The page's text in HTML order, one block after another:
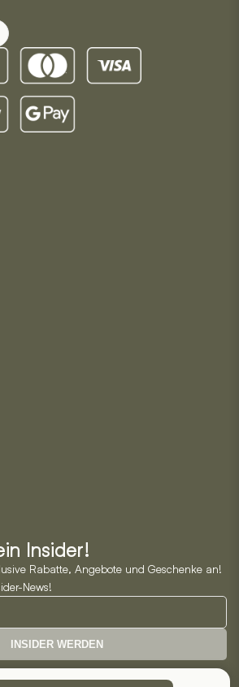
Insider!
Rabatte, Angebote und Geschenke an!
News!
INSIDER WERDEN